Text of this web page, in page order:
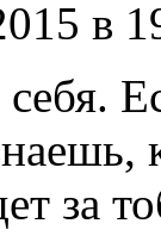
в
за